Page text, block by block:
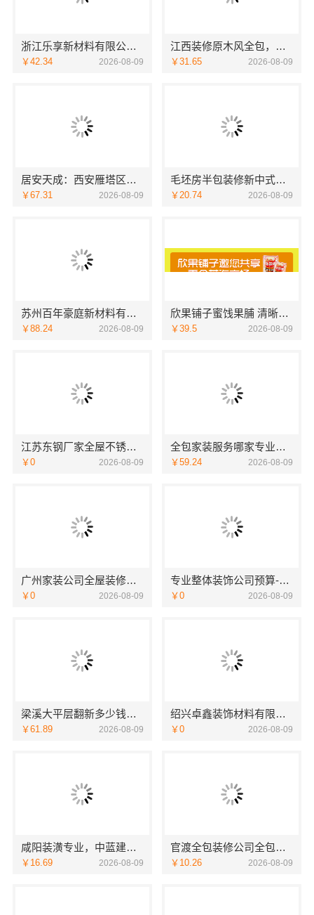
浙江乐享新材料有限公司性价比房子整装空间布局上门服务
￥42.34 2026-08-09
江西装修原木风全包，江西尚宅尚品环保建材直供
￥31.65 2026-08-09
居安天成：西安雁塔区一站式家装设计，刚需房售后完善
￥67.31 2026-08-09
毛坯房半包装修新中式，中蓝建投（北京）建设有限公司武功分公司
￥20.74 2026-08-09
苏州百年豪庭新材料有限公司-靠谱家装团队拎包入住
￥88.24 2026-08-09
欣果铺子蜜饯果脯 清晰的售后服务管理
￥39.5 2026-08-09
江苏东钢厂家全屋不锈钢定制生产基地兴化，江苏东钢金属科技有限公司
￥0 2026-08-09
全包家装服务哪家专业，雅居美家全流程一站式解决
￥59.24 2026-08-09
广州家装公司全屋装修哪家好？精匠饰家一站式整装
￥0 2026-08-09
专业整体装饰公司预算-南通宏域全宅装饰建材有限公司
￥0 2026-08-09
梁溪大平层翻新多少钱？无锡亿莱居装饰工程材料有限公司报价
￥61.89 2026-08-09
绍兴卓鑫装饰材料有限公司 上虞区个性化家装定制无隐形增项
￥0 2026-08-09
咸阳装潢专业，中蓝建投（北京）建设有限公司武功分公司
￥16.69 2026-08-09
官渡全包装修公司全包价格，云南至高新型建材有限公司闭口合同
￥10.26 2026-08-09